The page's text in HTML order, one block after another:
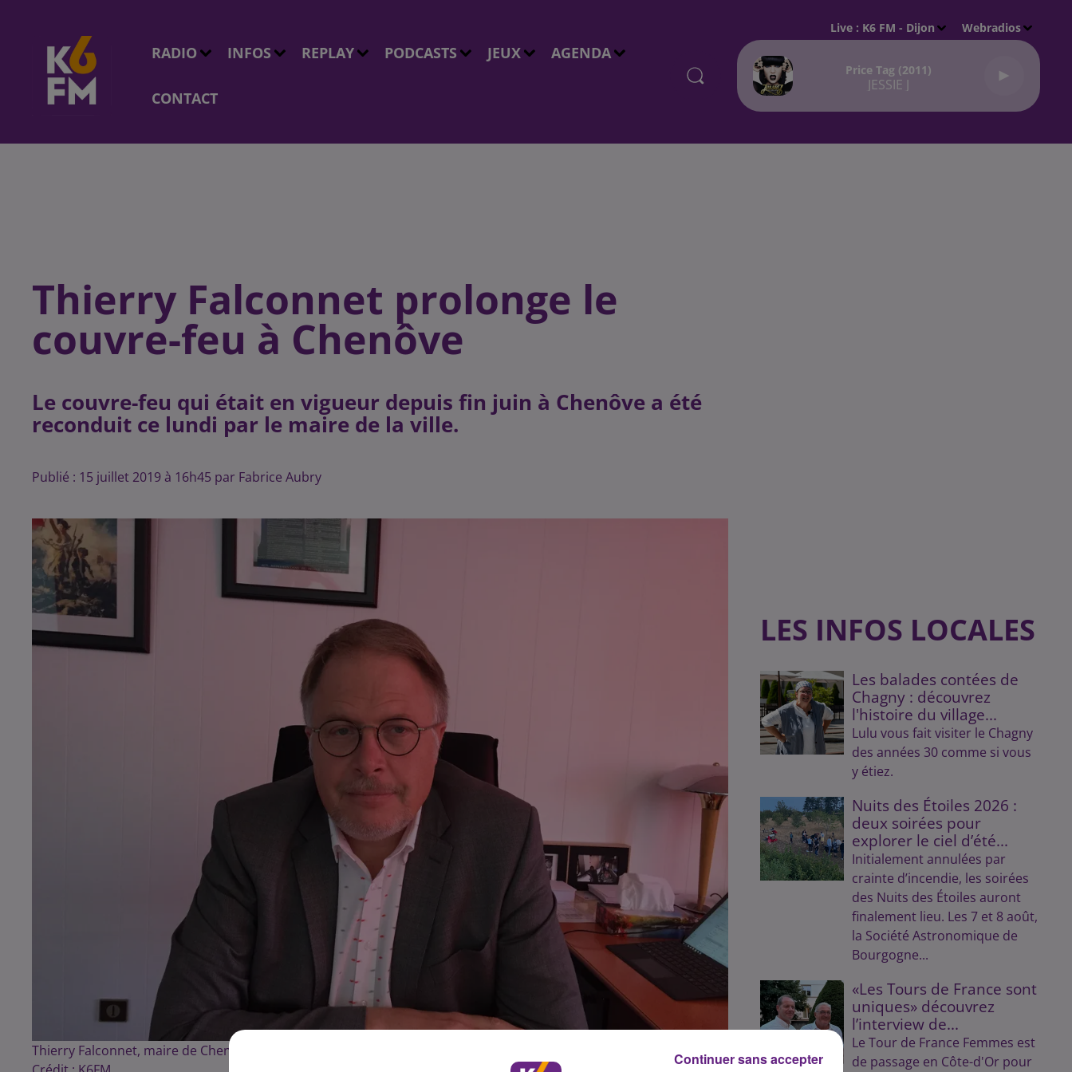
RADIO INFOS REPLAY PODCASTS JEUX AGENDA
CONTACT
Live : K6 FM - Dijon Webradios
Price Tag (2011)
JESSIE J
Thierry Falconnet prolonge le
couvre-feu à Chenôve
Le couvre-feu qui était en vigueur depuis fin juin à Chenôve a été
reconduit ce lundi par le maire de la ville.
Publié : 15 juillet 2019 à 16h45 par Fabrice Aubry
Thierry Falconnet, maire de Chen�ve
LES INFOS LOCALES
Les balades contées de
Chagny : découvrez
l'histoire du village...
Lulu vous fait visiter le Chagny
des années 30 comme si vous
y étiez.
Nuits des Étoiles 2026 :
deux soirées pour
explorer le ciel d’été...
Initialement annulées par
crainte d’incendie, les soirées
des Nuits des Étoiles auront
finalement lieu. Les 7 et 8 août,
la Société Astronomique de
Bourgogne...
«Les Tours de France sont
uniques» découvrez
l’interview de...
Le Tour de France Femmes est
de passage en Côte-d'Or pour
Continuer sans accepter